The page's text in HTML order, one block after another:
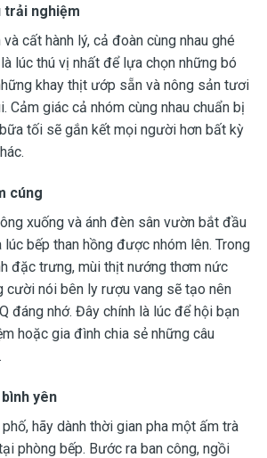
trải nghiệm
cất hành lý, cả đoàn cùng nhau ghé
lúc thú vị nhất để lựa chọn những bó
khay thịt ướp sẵn và nông sản tươi
Cảm giác cả nhóm cùng nhau chuẩn bị
tối sẽ gắn kết mọi người hơn bất kỳ
cúng
xuống và ánh đèn sân vườn bắt đầu
lúc bếp than hồng được nhóm lên. Trong
đặc trưng, mùi thịt nướng thơm nức
cười nói bên ly rượu vang sẽ tạo nên
đáng nhớ. Đây chính là lúc để hội bạn
hoặc gia đình chia sẻ những câu
yên
hãy dành thời gian pha một ấm trà
phòng bếp. Bước ra ban công, ngồi